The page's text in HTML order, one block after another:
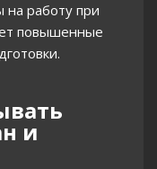
на работу при
повышенные
и